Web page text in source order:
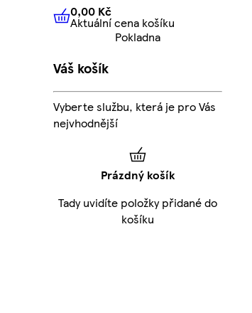
0,00 KčAktuální cena košíku
0,00 Kč
Aktuální cena košíku
Pokladna
Váš košík
Vyberte službu, která je pro Vás
nejvhodnější
Prázdný košík
Tady uvidíte položky přidané do
košíku